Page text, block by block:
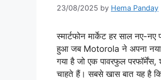
23/08/2025 by Hema Panday
स्मार्टफोन मार्केट हर साल नए-
हुआ जब Motorola ने अपना नया
गया है जो एक पावरफुल
चाहते हैं। सबसे खास बात यह है